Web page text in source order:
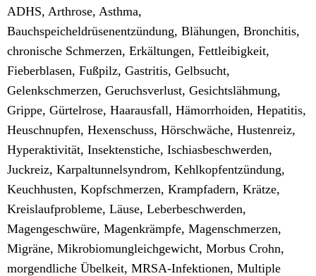
ADHS, Arthrose, Asthma,
Bauchspeicheldrüsenentzündung, Blähungen, Bronchitis,
chronische Schmerzen, Erkältungen, Fettleibigkeit,
Fieberblasen, Fußpilz, Gastritis, Gelbsucht,
Gelenkschmerzen, Geruchsverlust, Gesichtslähmung,
Grippe, Gürtelrose, Haarausfall, Hämorrhoiden, Hepatitis,
Heuschnupfen, Hexenschuss, Hörschwäche, Hustenreiz,
Hyperaktivität, Insektenstiche, Ischiasbeschwerden,
Juckreiz, Karpaltunnelsyndrom, Kehlkopfentzündung,
Keuchhusten, Kopfschmerzen, Krampfadern, Krätze,
Kreislaufprobleme, Läuse, Leberbeschwerden,
Magengeschwüre, Magenkrämpfe, Magenschmerzen,
Migräne, Mikrobiomungleichgewicht, Morbus Crohn,
morgendliche Übelkeit, MRSA-Infektionen, Multiple